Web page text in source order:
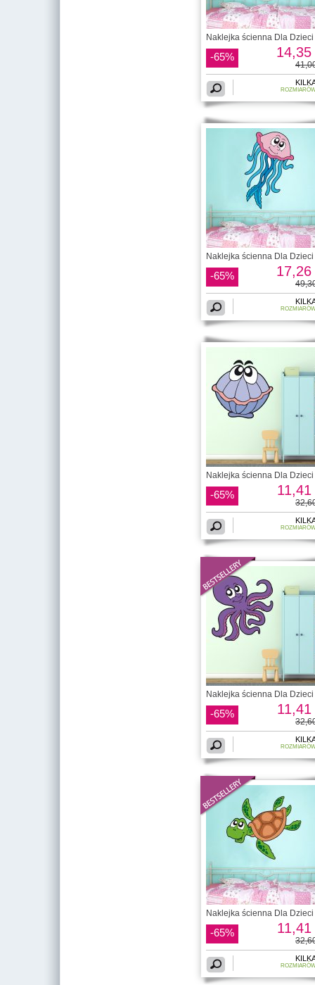
Naklejka ścienna Dla Dzieci
-65% 14,35
Naklejka ścienna Dla Dzieci
-65% 17,26
Naklejka ścienna Dla Dzieci
-65% 11,41
Naklejka ścienna Dla Dzieci
-65% 11,41
Naklejka ścienna Dla Dzieci
-65% 11,41